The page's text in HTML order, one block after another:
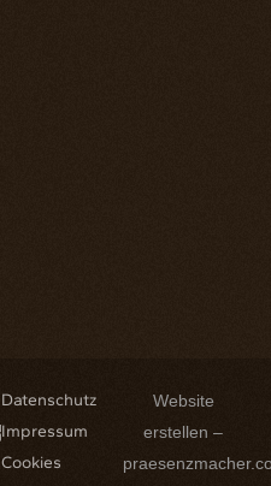
Website
erstellen –
Datenschutz
Impressum
Cookies